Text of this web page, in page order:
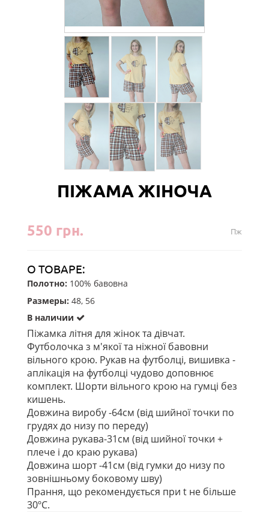
ПІЖАМА ЖІНОЧА
550 грн. Пж
О ТОВАРЕ:
Полотно: 100% бавовна
Размеры: 48, 56
В наличии
Піжамка літня для жінок та дівчат.
Футболочка з м'якої та ніжної бавовни
вільного крою. Рукав на футболці, вишивка -
аплікація на футболці чудово доповнює
комплект. Шорти вільного крою на гумці без
кишень.
Довжина виробу -64см (від шийної точки по
грудях до низу по переду)
Довжина рукава-31см (від шийної точки +
плече і до краю рукава)
Довжина шорт -41см (від гумки до низу по
зовнішньому боковому шву)
Прання, що рекомендується при t не більше
30ºС.